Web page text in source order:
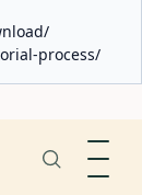
process/